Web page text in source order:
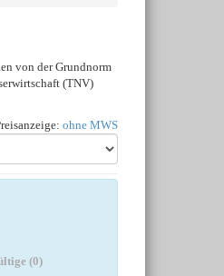
von der Grundnorm
(TNV)
ohne MWS
(0)